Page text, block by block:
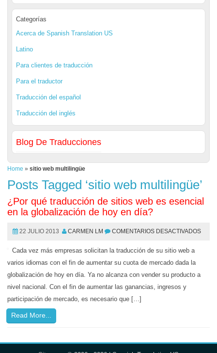
Categorías
Acerca de Spanish Translation US
Latino
Para clientes de traducción
Para el traductor
Traducción del español
Traducción del inglés
Blog De Traducciones
Home » sitio web multilingüe
Posts Tagged ‘sitio web multilingüe’
¿Por qué traducción de sitios web es esencial
en la globalización de hoy en día?
22 JULIO 2013 CARMEN LM COMENTARIOS DESACTIVADOS
Cada vez más empresas solicitan la traducción de su sitio web a
varios idiomas con el fin de aumentar su cuota de mercado dada la
globalización de hoy en día. Ya no alcanza con vender su producto a
nivel nacional. Con el fin de aumentar las ganancias, ingresos y
participación de mercado, es necesario que […]
Read More...